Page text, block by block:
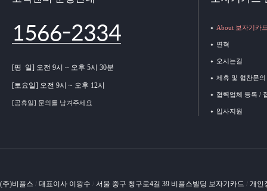
1566-2334
[평 일] 오전 9시 ~ 오후 5시 30분
[토요일] 오전 9시 ~ 오후 12시
[공휴일] 문의를 남겨주세요
About 보자기카
연혁
오시는길
제휴 및 협찬문의
협력업체 등록 /
입사지원
(주)비플스 / 대표이사 이왕수 / 서울 중구 청구로4길 39 비플스빌딩 보자기카드 / 개인